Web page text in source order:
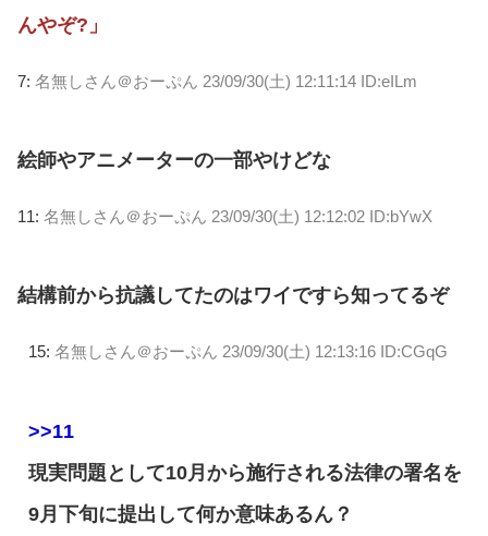
んやぞ?」
7: 名無しさん＠おーぷん 23/09/30(土) 12:11:14 ID:eILm
絵師やアニメーターの一部やけどな
11: 名無しさん＠おーぷん 23/09/30(土) 12:12:02 ID:bYwX
結構前から抗議してたのはワイですら知ってるぞ
15: 名無しさん＠おーぷん 23/09/30(土) 12:13:16 ID:CGqG
>>11
現実問題として10月から施行される法律の署名を
9月下旬に提出して何か意味あるん？